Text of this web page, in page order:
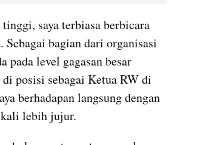
saya terbiasa berbicara
bagian dari organisasi
level gagasan besar
posisi sebagai Ketua RW di
berhadapan langsung dengan
lebih jujur.